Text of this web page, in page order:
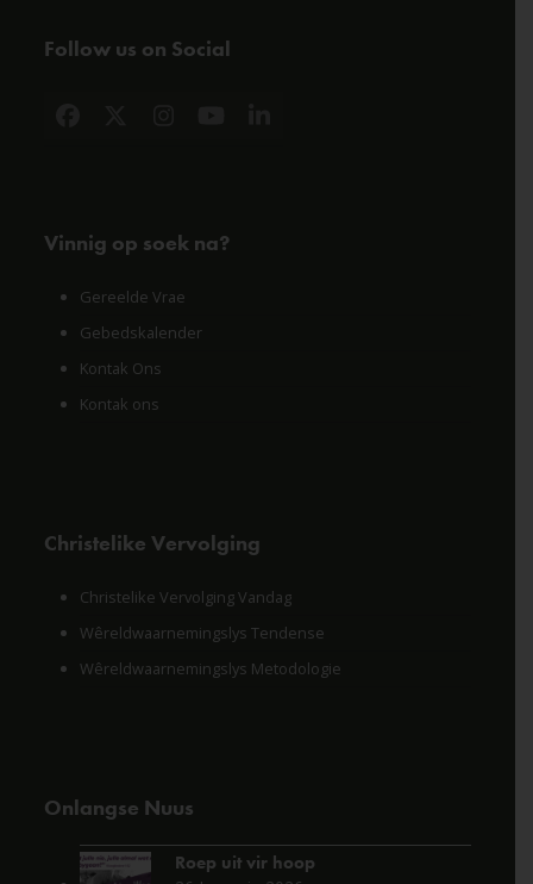
Follow us on Social
Vinnig op soek na?
Gereelde Vrae
Gebedskalender
Kontak Ons
Kontak ons
Christelike Vervolging
Christelike Vervolging Vandag
Wêreldwaarnemingslys Tendense
Wêreldwaarnemingslys Metodologie
Onlangse Nuus
Roep uit vir hoop